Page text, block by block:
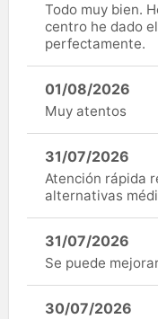
Todo muy bien.
centro he dado
perfectamente.
01/08/2026
Muy atentos
31/07/2026
Atención rápida
alternativas
31/07/2026
Se puede
30/07/2026